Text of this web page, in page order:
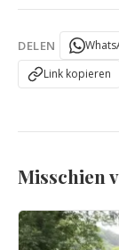
DELEN
Link kopieren
Misschien